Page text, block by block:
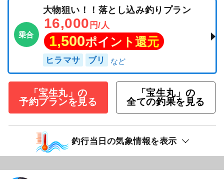
乗合
大物狙い！！落とし込み釣りプラン
16,000 円/人
1,500ポイント還元
ヒラマサ ブリ
「宝生丸」の
予約プランを見る
「宝生丸」の
全ての釣果を見る
釣行当日の気象情報を表示